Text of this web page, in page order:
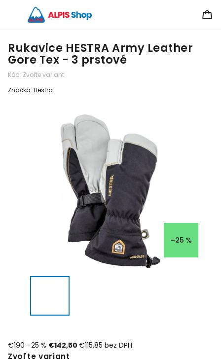
Rukavice HESTRA Army Leather
Gore Tex - 3 prstové
Kód: Zvoľte variant
Značka: Hestra
–25 %
€190 –25 % €142,50 €115,85 bez DPH
Zvoľte variant